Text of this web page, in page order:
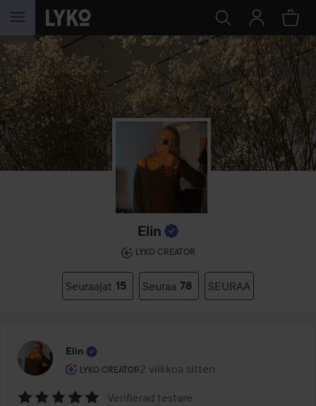
SIIRTYÄ JHK SISÄLTÖÖN
Elin
LYKO CREATOR
Seuraajat 15 Seuraa 78 SEURAA
Elin
LYKO CREATOR
Käyttäjän rooli: Lyko Creator.
2 viikkoa sitten
Viesti luotiin 2 viikkoa sitten
Verifierad testare